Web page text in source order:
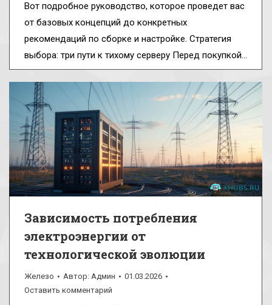
Вот подробное руководство, которое проведет вас
от базовых концепций до конкретных
рекомендаций по сборке и настройке. Стратегия
выбора: три пути к тихому серверу Перед покупкой…
Зависимость потребления
электроэнергии от
технологической эволюции
Железо Автор: Админ
01.03.2026
Оставить комментарий